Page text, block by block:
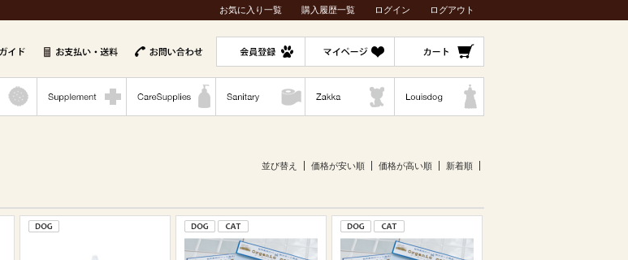
ログアウト
ログイン
購入履歴一覧
お気に入り一覧
並び替え 価格が安い順 価格が高い順 新着順